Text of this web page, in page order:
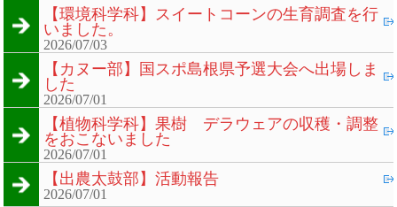
【環境科学科】スイートコーンの生育調査を行
いました。
2026/07/03
【カヌー部】国スポ島根県予選大会へ出場しま
した
2026/07/01
【植物科学科】果樹 デラウェアの収穫・調整
をおこないました
2026/07/01
【出農太鼓部】活動報告
2026/07/01